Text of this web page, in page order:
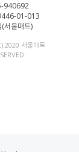
940692
01-013
서울매트)
서울매트